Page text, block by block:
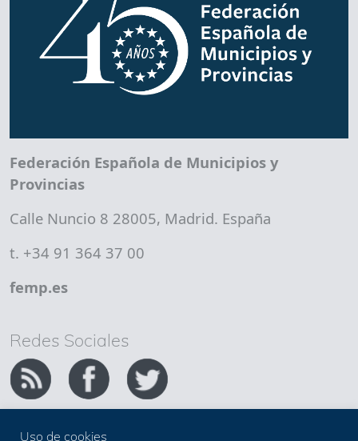
Federación Española de Municipios y
Provincias
Calle Nuncio 8 28005, Madrid. España
t. +34 91 364 37 00
femp.es
Redes Sociales
Uso de cookies